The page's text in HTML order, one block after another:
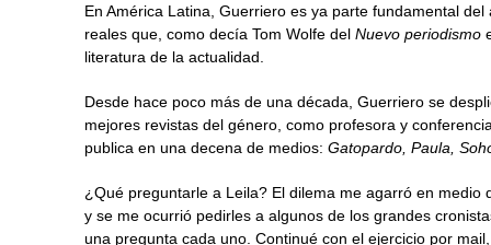
En América Latina, Guerriero es ya parte fundamental
reales que, como decía Tom Wolfe delNuevo periodismo
literatura de la actualidad.
Desde hace poco más de una década, Guerriero se
mejores revistas del género, como profesora y
publica en una decena de medios:Gatopardo, Paula,
¿Qué preguntarle a Leila? El dilema me agarró en
y se me ocurrió pedirles a algunos de los grandes
una pregunta cada uno. Continué con el ejercicio por